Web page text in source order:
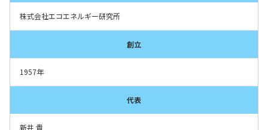
株式会社エコエネルギー研究所
創立
1957年
代表
新井 貴